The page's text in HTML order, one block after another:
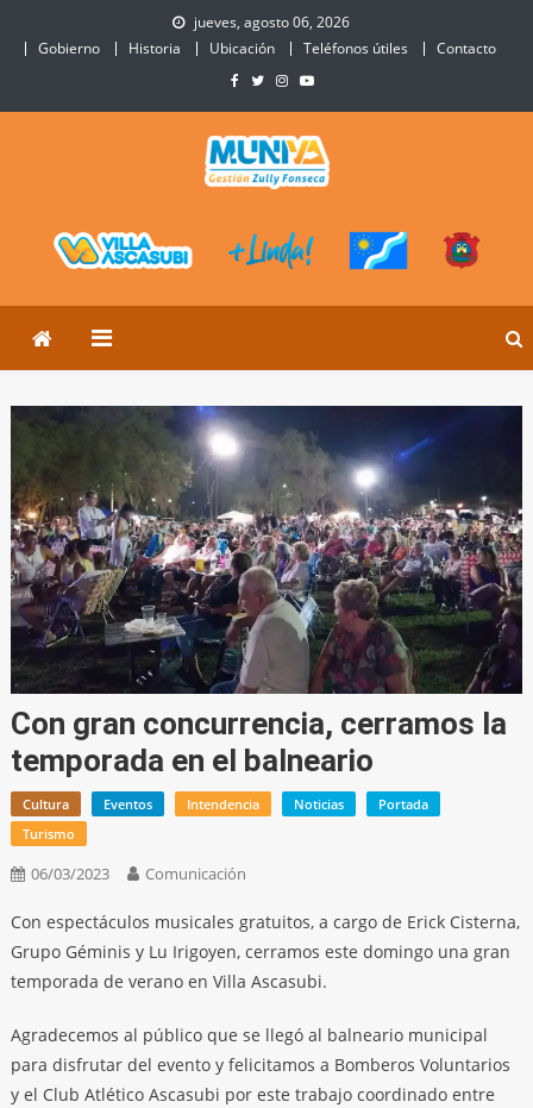
jueves, agosto 06, 2026
Gobierno
Historia Ubicación Teléfonos útiles Contacto
Ascasubi
Con gran concurrencia, cerramos la
temporada en el balneario
Cultura Eventos Intendencia Noticias
Portada
Turismo
06/03/2023 Comunicación
Con espectáculos musicales gratuitos, a cargo de Erick Cisterna,
Grupo Géminis y Lu Irigoyen, cerramos este domingo una gran
temporada de verano en Villa Ascasubi.
Agradecemos al público que se llegó al balneario municipal
para disfrutar del evento y felicitamos a Bomberos Voluntarios
y el Club Atlético Ascasubi por este trabajo coordinado entre